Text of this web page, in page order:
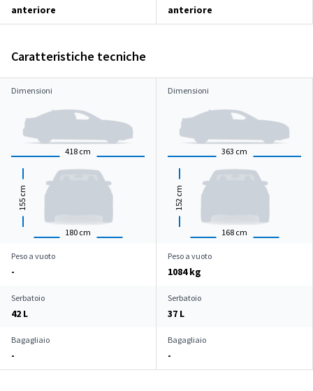
anteriore anteriore
Caratteristiche tecniche
Dimensioni
418 cm
180 cm
155
cm
Dimensioni
363 cm
168 cm
152
cm
Peso a vuoto
-
Peso a vuoto
1084 kg
Serbatoio
42 L
Serbatoio
37 L
Bagagliaio
-
Bagagliaio
-